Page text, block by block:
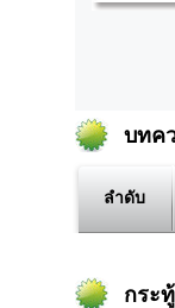
บทค
ลำดับ
กระ